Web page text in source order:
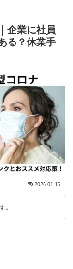
企業に社員
る？休業手
2026.01.16
。